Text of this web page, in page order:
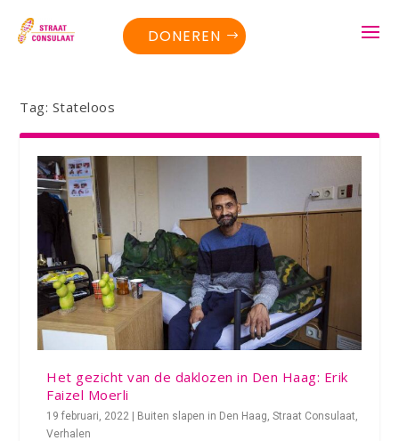
DONEREN
Tag: Stateloos
Het gezicht van de daklozen in Den Haag: Erik
Faizel Moerli
19 februari, 2022 | Buiten slapen in Den Haag ,Straat Consulaat
Verhalen